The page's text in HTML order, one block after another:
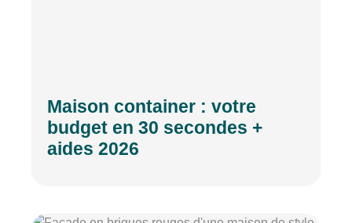
Maison container : votre
budget en 30 secondes +
aides 2026